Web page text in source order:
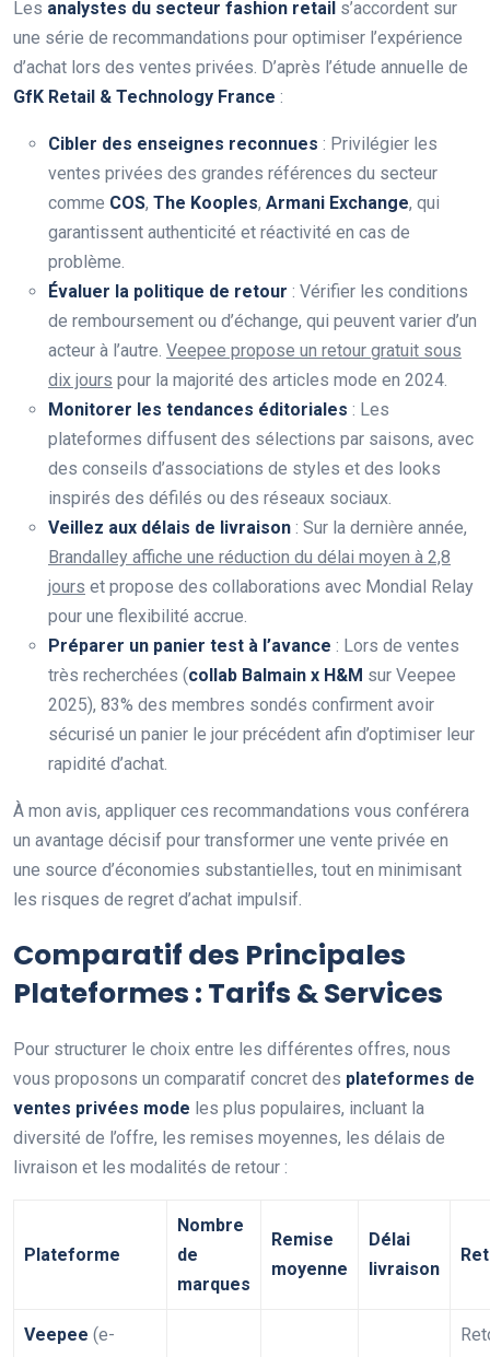
Les analystes du secteur fashion retail s’accordent sur
une série de recommandations pour optimiser l’expérience
d’achat lors des ventes privées. D’après l’étude annuelle de
GfK Retail & Technology France :
Cibler des enseignes reconnues : Privilégier les
ventes privées des grandes références du secteur
comme COS, The Kooples, Armani Exchange, qui
garantissent authenticité et réactivité en cas de
problème.
Évaluer la politique de retour : Vérifier les conditions
de remboursement ou d’échange, qui peuvent varier d’un
acteur à l’autre. Veepee propose un retour gratuit sous
dix jours pour la majorité des articles mode en 2024.
Monitorer les tendances éditoriales : Les
plateformes diffusent des sélections par saisons, avec
des conseils d’associations de styles et des looks
inspirés des défilés ou des réseaux sociaux.
Veillez aux délais de livraison : Sur la dernière année,
Brandalley affiche une réduction du délai moyen à 2,8
jours et propose des collaborations avec Mondial Relay
pour une flexibilité accrue.
Préparer un panier test à l’avance : Lors de ventes
très recherchées (collab Balmain x H&M sur Veepee
2025), 83% des membres sondés confirment avoir
sécurisé un panier le jour précédent afin d’optimiser leur
rapidité d’achat.
À mon avis, appliquer ces recommandations vous conférera
un avantage décisif pour transformer une vente privée en
une source d’économies substantielles, tout en minimisant
les risques de regret d’achat impulsif.
Comparatif des Principales
Plateformes : Tarifs & Services
Pour structurer le choix entre les différentes offres, nous
vous proposons un comparatif concret des plateformes de
ventes privées mode les plus populaires, incluant la
diversité de l’offre, les remises moyennes, les délais de
livraison et les modalités de retour :
Plateforme
Nombre
de
marques
Remise
moyenne
Délai
livraison
Veepee (e-